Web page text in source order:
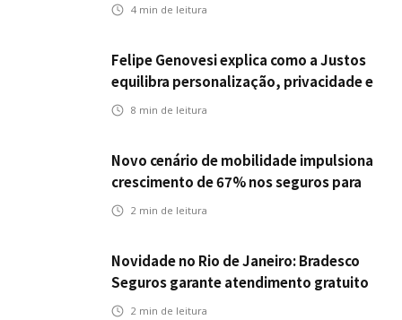
4 min de leitura
Felipe Genovesi explica como a Justos
equilibra personalização, privacidade e
tecnologia
8 min de leitura
Novo cenário de mobilidade impulsiona
crescimento de 67% nos seguros para
veículos elétricos da Bradesco Seguros
2 min de leitura
Novidade no Rio de Janeiro: Bradesco
Seguros garante atendimento gratuito
na Ponte Rio-Niterói
2 min de leitura